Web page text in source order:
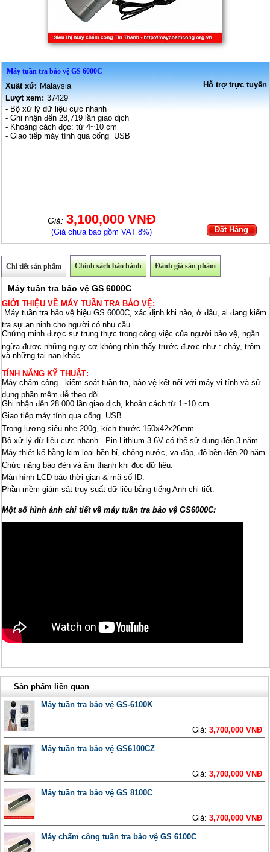
Máy tuần tra bảo vệ GS 6000C
Xuất xứ: Malaysia
Lượt xem: 37429
- Bộ xử lý dữ liệu cực nhanh
- Ghi nhận đến 28,719 lần giao dịch
- Khoảng cách đọc: từ 4~10 cm
- Giao tiếp máy tính qua cổng USB
Giá: 3,100,000 VNĐ
(Giá chưa bao gồm VAT 8%)
Hỗ trợ trực tuyến
Đặt Hàng
Chi tiết sản phẩm Chính sách bảo hành Đánh giá sản phẩm
Máy tuần tra bảo vệ GS 6000C
GIỚI THIỆU VỀ MÁY TUẦN TRA BẢO VỆ:
Máy tuần tra bảo vệ hiệu GS 6000C, xác định khi nào, ở đâu, ai đang kiểm
tra sự an ninh cho người có nhu cầu .
Chứng minh được sự trung thực trong công việc của người bảo vệ, ngăn
ngừa được những nguy cơ không nhìn thấy trước được như : cháy, trộm
và những tai nạn khác.
TÍNH NĂNG KỸ THUẬT:
Máy chấm công - kiểm soát tuần tra, bảo vệ kết nối với máy vi tính và sử
dụng phần mềm đễ theo dõi.
Ghi nhận đến 28.000 lần giao dịch, khoản cách từ 1~10 cm.
Giao tiếp máy tính qua cổng USB.
Trọng lượng siêu nhẹ 200g, kích thước 150x42x26mm.
Bộ xử lý dữ liệu cực nhanh - Pin Lithium 3.6V có thể sử dụng đến 3 năm.
Máy thiết kế bằng kim loại bền bỉ, chống nước, va đập, độ bền đến 20 năm.
Chức năng báo đèn và âm thanh khi đọc dữ liệu.
Màn hình LCD báo thời gian & mã số ID.
Phần mềm giám sát truy suất dữ liệu bằng tiếng Anh chi tiết.
Một số hình ảnh chi tiết về máy tuần tra bảo vệ GS6000C:
Sản phẩm liên quan
Máy tuần tra bảo vệ GS-6100K
Giá:3,700,000 VNĐ
Máy tuần tra bảo vệ GS6100CZ
Giá:3,700,000 VNĐ
Máy tuần tra bảo vệ GS 8100C
Giá:3,700,000 VNĐ
Máy chấm công tuần tra bảo vệ GS 6100C